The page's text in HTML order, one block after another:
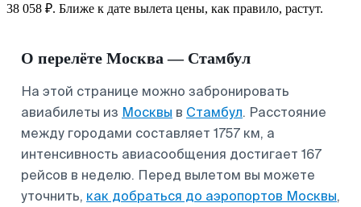
38 058 ₽. Ближе к дате вылета цены, как правило, растут.
О перелёте Москва — Стамбул
На этой странице можно забронировать
авиабилеты из Москвы в Стамбул. Расстояние
между городами составляет 1757 км, а
интенсивность авиасообщения достигает 167
рейсов в неделю. Перед вылетом вы можете
уточнить, как добраться до аэропортов Москвы,